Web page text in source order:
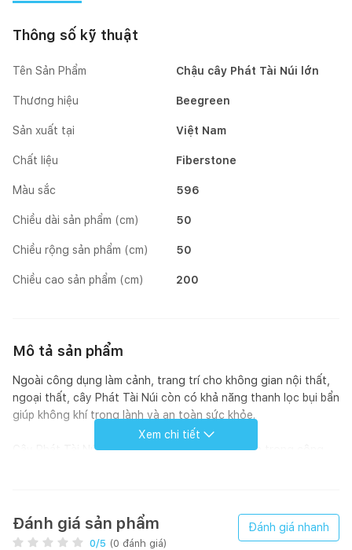
Thông số kỹ thuật
Tên Sản Phẩm Chậu cây Phát Tài Núi lớn
Thương hiệu Beegreen
Sản xuất tại Việt Nam
Chất liệu Fiberstone
Màu sắc 596
Chiều dài sản phẩm (cm) 50
Chiều rộng sản phẩm (cm) 50
Chiều cao sản phẩm (cm) 200
Mô tả sản phẩm
Ngoài công dụng làm cảnh, trang trí cho không gian nội thất,
ngoại thất, cây Phát Tài Núi còn có khả năng thanh lọc bụi bẩn
giúp không khí trong lành và an toàn sức khỏe.
Cây Phát Tài Núi tượng trưng cho sự thăng tiến trong công
+ Mô tả chung: Là loại cây bụi và có tốc độ sinh trưởng mạnh
Xem chi tiết
Đánh giá sản phẩm
0/5 (0 đánh giá)
Đánh giá nhanh